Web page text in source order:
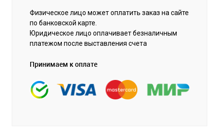
Физическое лицо может оплатить заказ на сайте
по банковской карте.
Юридическое лицо оплачивает безналичным
платежом после выставления счета
Принимаем к оплате